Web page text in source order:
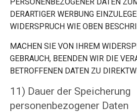
DERARTIGER WERBUNG
WIDERSPRUCH WIE OBEN
MACHEN SIE VON IHREM
GEBRAUCH, BEENDEN WIR DIE
BETROFFENEN DATEN ZU
11) Dauer der Speicherung
personenbezogener Daten